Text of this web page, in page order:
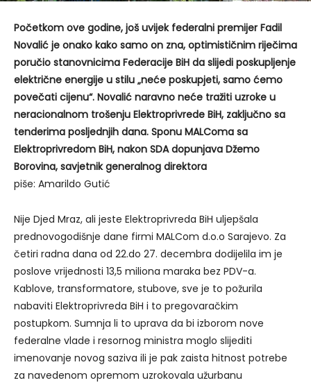
Početkom ove godine, još uvijek federalni premijer Fadil
Novalić je onako kako samo on zna, optimističnim riječima
poručio stanovnicima Federacije BiH da slijedi poskupljenje
električne energije u stilu „neće poskupjeti, samo ćemo
povečati cijenu“. Novalić naravno neće tražiti uzroke u
neracionalnom trošenju Elektroprivrede BiH, zaključno sa
tenderima posljednjih dana. Sponu MALComa sa
Elektroprivredom BiH, nakon SDA dopunjava Džemo
Borovina, savjetnik generalnog direktora
piše: Amarildo Gutić
Nije Djed Mraz, ali jeste Elektroprivreda BiH uljepšala
prednovogodišnje dane firmi MALCom d.o.o Sarajevo. Za
četiri radna dana od 22.do 27. decembra dodijelila im je
poslove vrijednosti 13,5 miliona maraka bez PDV-a.
Kablove, transformatore, stubove, sve je to požurila
nabaviti Elektroprivreda BiH i to pregovaračkim
postupkom. Sumnja li to uprava da bi izborom nove
federalne vlade i resornog ministra moglo slijediti
imenovanje novog saziva ili je pak zaista hitnost potrebe
za navedenom opremom uzrokovala užurbanu